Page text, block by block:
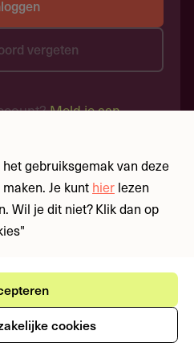
vergeten
Meld je aan
gebruiksgemak van deze
Je kunt hier lezen
Wil je dit niet? Klik dan op
cookies